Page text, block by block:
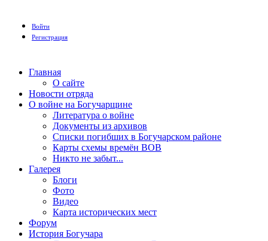
Войти
Регистрация
Главная
О сайте
Новости отряда
О войне на Богучарщине
Литература о войне
Документы из архивов
Списки погибших в Богучарском районе
Карты схемы времён ВОВ
Никто не забыт...
Галерея
Блоги
Фото
Видео
Карта исторических мест
Форум
История Богучара